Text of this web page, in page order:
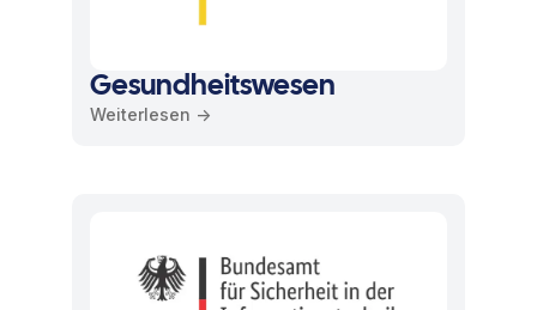
Gesundheitswesen
Weiterlesen ->